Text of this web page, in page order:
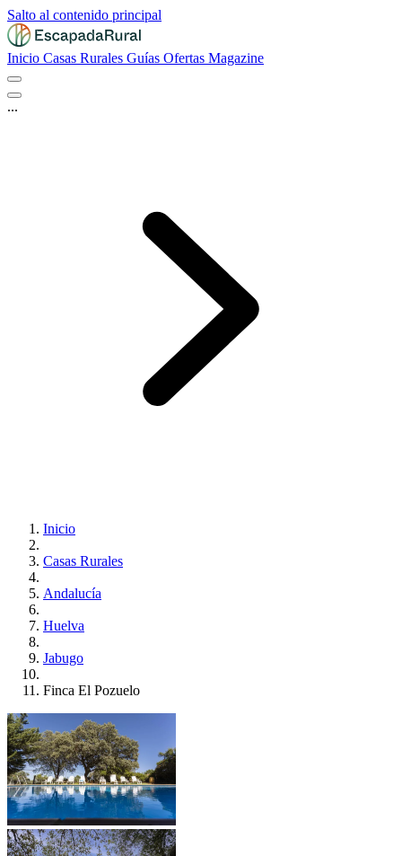
Salto al contenido principal
Inicio Casas Rurales Guías Ofertas Magazine
...
Inicio
Casas Rurales
Andalucía
Huelva
Jabugo
Finca El Pozuelo